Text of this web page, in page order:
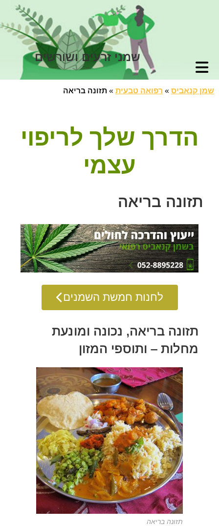
שמני זרעים ושורשים
שמן קנאביס » רפואה טבעית » תזונה בריאה
הדרך שלך לריפוי
עצמי
תזונה בריאה
לחנות חמשת השמנים
תזונה בריאה, נכונה ומונעת
מחלות – ותוספי המזון
תזונה בריאה